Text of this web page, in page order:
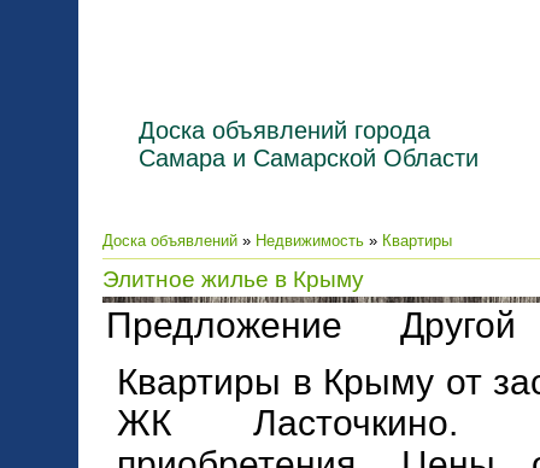
Доска объявлений города
Самара и Самарской Области
Доска объявлений » Недвижимость » Квартиры
Элитное жилье в Крыму
Предложение
Квартиры в Крыму от
ЖК Ласточкино.